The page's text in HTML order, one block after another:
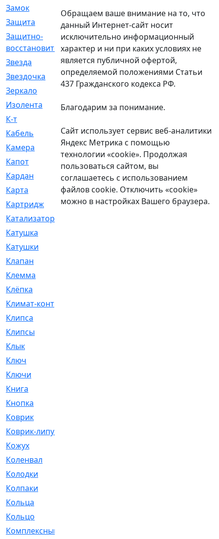
Замок
Защита
[79]
Защитно-
восстановительный
[4]
Звезда
[1]
Звездочка
[5]
Зеркало
[369]
Изолента
[1]
К-т
Кабель
[50]
Камера
[4]
Капот
[144]
Кардан
[131]
Карта
[2]
Картридж
[250]
Катализатор
Катушка
Катушки
Клапан
Клемма
Клёпка
Климат-контроль
Клипса
Клипсы
Клык
Ключ
Ключи
Книга
Кнопка
Коврик
Коврик-липучка
Кожух
Коленвал
Колодки
Колпаки
Кольца
Кольцо
Комплексный
Обращаем ваше внимание на то, что
данный Интернет-сайт носит
исключительно информационный
характер и ни при каких условиях не
является публичной офертой,
определяемой положениями Статьи
437 Гражданского кодекса РФ.
Благодарим за понимание.
Сайт использует сервис веб-аналитики
Яндекс Метрика с помощью
технологии «cookie». Продолжая
пользоваться сайтом, вы
соглашаетесь с использованием
файлов cookie. Отключить «cookie»
можно в настройках Вашего браузера.